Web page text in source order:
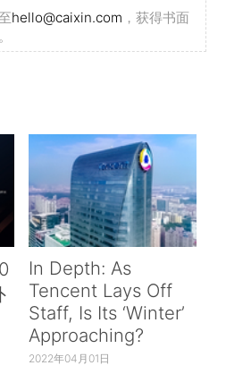
hello@caixin.com ，获得书面
In Depth: As
Tencent Lays Off
Staff, Is Its ‘Winter’
Approaching?
2022年04月01日